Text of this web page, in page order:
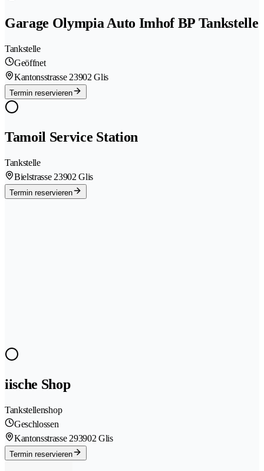
Garage Olympia Auto Imhof BP Tankstelle
Tankstelle
Geöffnet
Kantonsstrasse 23902 Glis
Termin reservieren
Tamoil Service Station
Tankstelle
Bielstrasse 23902 Glis
Termin reservieren
iische Shop
Tankstellenshop
Geschlossen
Kantonsstrasse 293902 Glis
Termin reservieren